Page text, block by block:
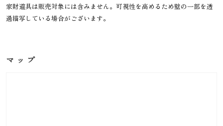
家財道具は販売対象には含みません。可視性を高めるため壁の一部を透
過描写している場合がございます。
マップ